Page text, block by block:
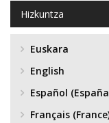
Hizkuntza
Euskara
English
Español
Français